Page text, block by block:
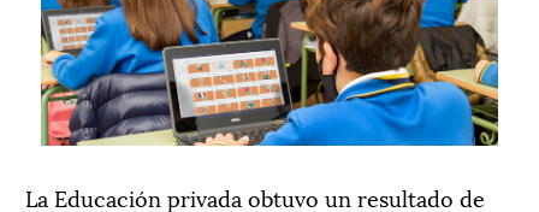
La Educación privada obtuvo un resultado de